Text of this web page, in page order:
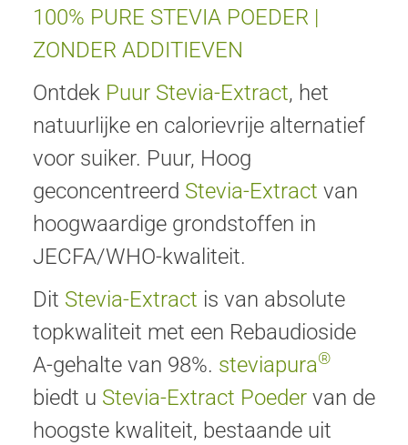
100% PURE STEVIA POEDER |
ZONDER ADDITIEVEN
Ontdek Puur Stevia-Extract, het
natuurlijke en calorievrije alternatief
voor suiker. Puur, Hoog
geconcentreerd Stevia-Extract van
hoogwaardige grondstoffen in
JECFA/WHO-kwaliteit.
Dit Stevia-Extract is van absolute
topkwaliteit met een Rebaudioside
A-gehalte van 98%. steviapura®
biedt u Stevia-Extract Poeder van de
hoogste kwaliteit, bestaande uit